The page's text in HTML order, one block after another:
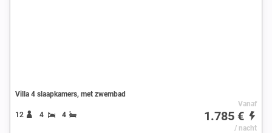
Villa 4 slaapkamers, met zwembad
12 4 4
Vanaf
1.785 €
/ nacht